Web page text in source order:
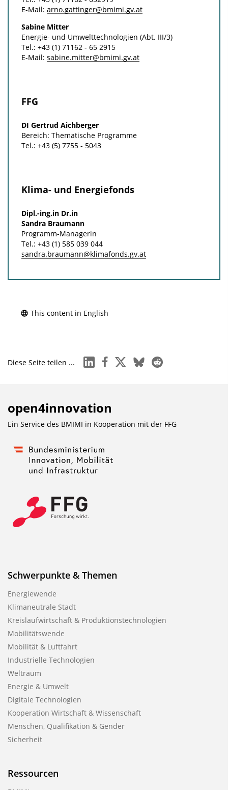
E-Mail: arno.gattinger@bmimi.gv.at
Sabine Mitter
Energie- und Umwelt­technologien (Abt. III/3)
Tel.: +43 (1) 71162 - 65 2915
E-Mail: sabine.mitter@bmimi.gv.at
FFG
DI Gertrud Aichberger
Bereich: Thematische Programme
Tel.: +43 (5) 7755 - 5043
Klima- und Energiefonds
Dipl.-ing.in Dr.in
Sandra Braumann
Programm-Managerin
Tel.: +43 (1) 585 039 044
sandra.braumann@klimafonds.gv.at
This content in English
Diese Seite teilen ... linkedinfacebook
x blueskyreddit
open4innovation
Ein Service des BMIMI in Kooperation mit der FFG
Schwerpunkte & Themen
Energiewende
Klimaneutrale Stadt
Kreislaufwirtschaft & Produktionstechnologien
Mobilitätswende
Mobilität & Luftfahrt
Industrielle Technologien
Weltraum
Energie & Umwelt
Digitale Technologien
Kooperation Wirtschaft & Wissenschaft
Menschen, Qualifikation & Gender
Sicherheit
Ressourcen